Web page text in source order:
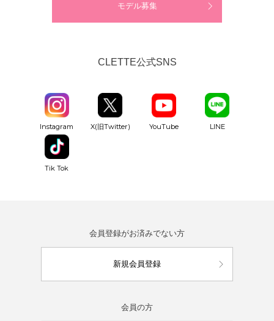
モデル募集
CLETTE公式SNS
Instagram X(旧Twitter) YouTube LINE
Tik Tok
会員登録がお済みでない方
新規会員登録
会員の方